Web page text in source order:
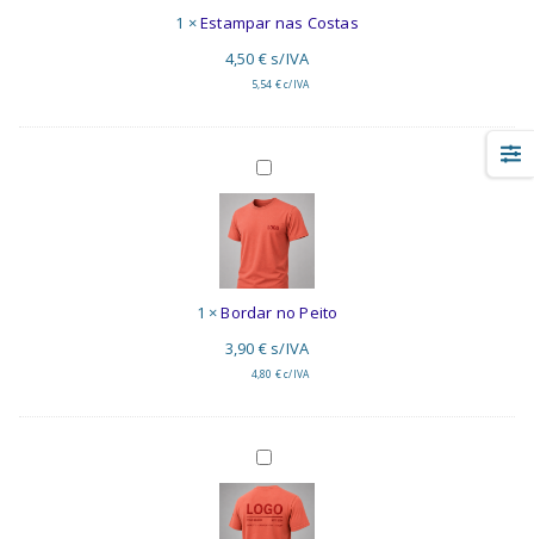
1 ×Estampar nas Costas
4,50 € s/IVA
5,54 €c/IVA
Bordar
no
Peito
1 ×Bordar no Peito
3,90 € s/IVA
4,80 €c/IVA
Bordar
nas
Costas